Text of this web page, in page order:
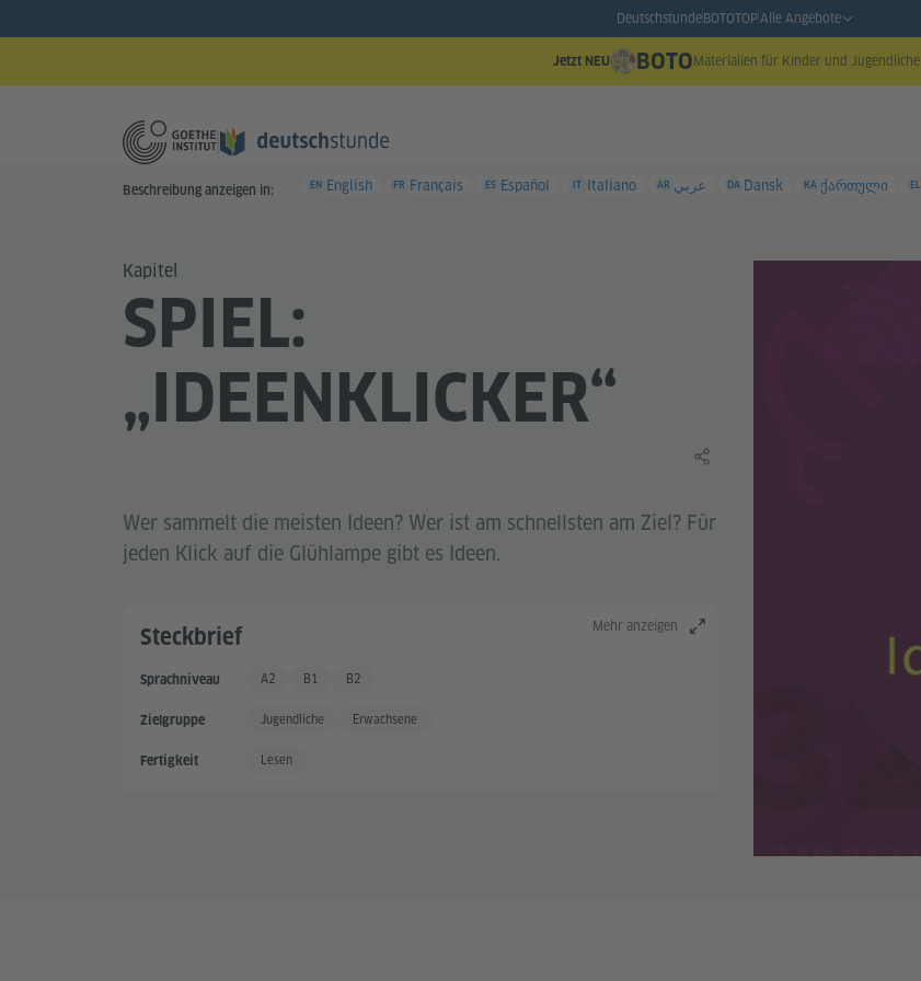
DeutschstundeBOTOTOPAlle Angebote
Jetzt NEU BOTOMaterialien für Kinder und Jugendliche
Beschreibung anzeigen in: EN English FR Français ES Español IT Italiano AR عربي DA Dansk KA ქართული EL
Kapitel
SPIEL:
„IDEENKLICKER“
Lerninhalt teilen
Wer sammelt die meisten Ideen? Wer ist am schnellsten am Ziel? Für
jeden Klick auf die Glühlampe gibt es Ideen.
Mehr anzeigen
Steckbrief
Sprachniveau Grundkenntnisse +
A2 Gute Sprachkenntnisse
B1 Gute Sprachkenntnisse +
B2
Zielgruppe Jugendliche Erwachsene
Fertigkeit Lesen